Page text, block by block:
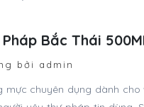
Bắc Thái
bởi admin
mực chuyên dụng dành